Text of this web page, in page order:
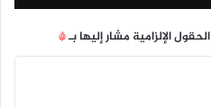
الحقول الإلزامية مشار إليها بـ*